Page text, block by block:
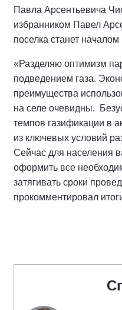
Павла Арсентьевича
избранником Павел
поселка станет
«Разделяю оптимизм
подведением газа.
преимущества
на селе очевидны.
темпов газификации в
из ключевых условий
Сейчас для населения
оформить все
затягивать сроки
прокомментировал